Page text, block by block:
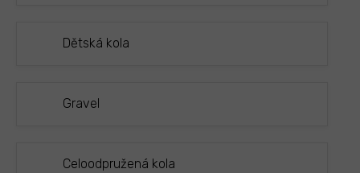
Dětská kola
Gravel
Celoodpružená kola